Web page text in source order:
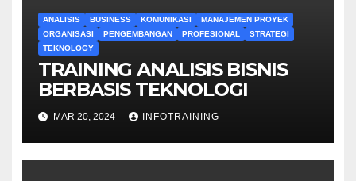
ANALISIS BUSINESS KOMUNIKASI
MANAJEMEN PROYEK
ORGANISASI
PENGEMBANGAN PROFESIONAL
STRATEGI
TEKNOLOGY
TRAINING ANALISIS BISNIS
BERBASIS TEKNOLOGI
MAR 20, 2024 INFOTRAINING